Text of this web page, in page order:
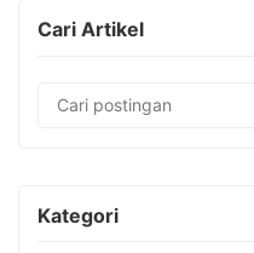
Cari Artikel
Kategori